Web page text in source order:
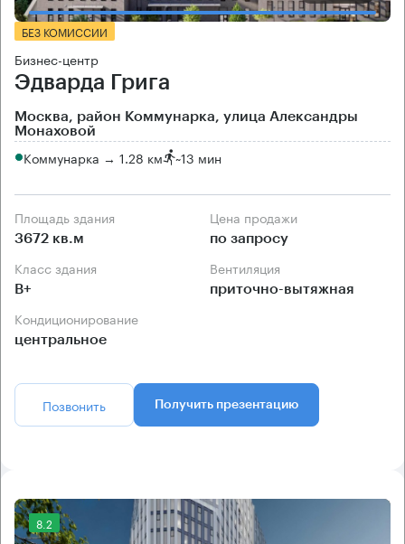
БЕЗ КОМИССИИ
Бизнес-центр
Эдварда Грига
Москва, район Коммунарка, улица Александры
Монаховой
Коммунарка → 1.28 км ~13 мин
Площадь здания
3672 кв.м
Цена продажи
по запросу
Класс здания
B+
Вентиляция
приточно-вытяжная
Кондиционирование
центральное
Позвонить Получить презентацию
8.2